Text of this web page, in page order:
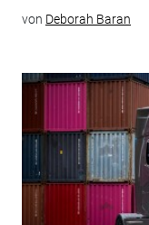
von Deborah Baran